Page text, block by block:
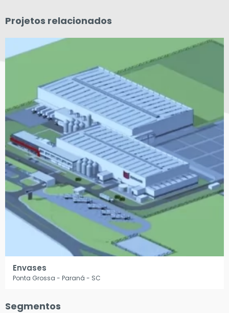
Projetos relacionados
Envases
Ponta Grossa - Paraná - SC
Segmentos